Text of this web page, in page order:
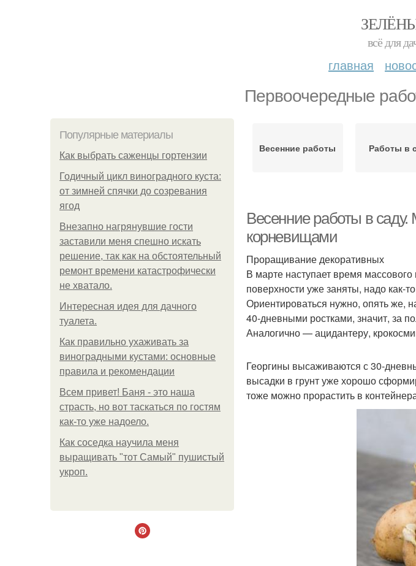
всё для
главная
Первоочередные
Популярные материалы
Как выбрать саженцы гортензии
Годичный цикл виноградного куста:
от зимней спячки до созревания
ягод
Внезапно нагрянувшие гости
заставили меня спешно искать
решение, так как на обстоятельный
ремонт времени катастрофически
не хватало.
Интересная идея для дачного
туалета.
Как правильно ухаживать за
виноградными кустами: основные
правила и рекомендации
Всем привет! Баня - это наша
страсть, но вот таскаться по гостям
как-то уже надоело.
Как соседка научила меня
выращивать "тот Самый" пушистый
укроп.
Весенние работы Работы в
Весенние работы в
корневищами
Проращивание декоративных
В марте наступает время
поверхности уже заняты, надо как-
Ориентироваться нужно, опять же,
40-дневными ростками, значит, за
Аналогично — ацидантеру,
Георгины высаживаются с 30-
высадки в грунт уже хорошо
тоже можно прорастить в